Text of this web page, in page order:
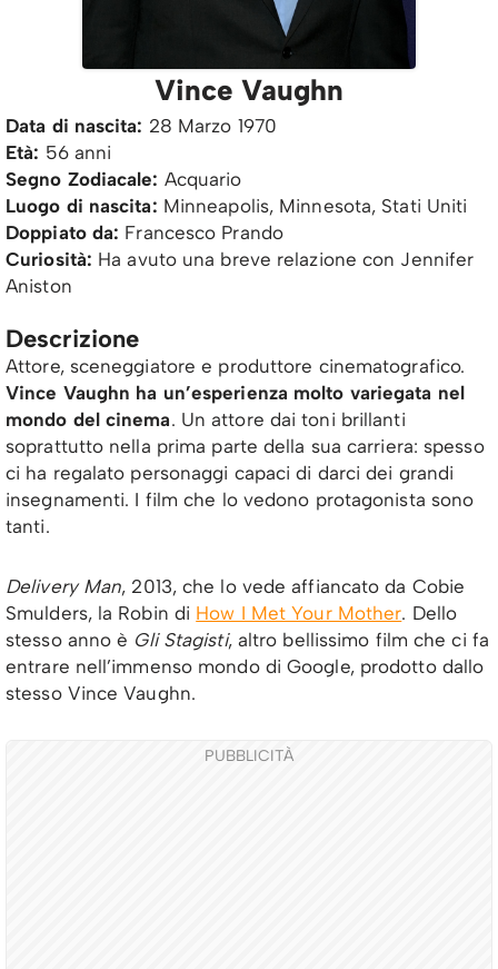
Vince Vaughn
Data di nascita: 28 Marzo 1970
Età: 56 anni
Segno Zodiacale: Acquario
Luogo di nascita: Minneapolis, Minnesota, Stati Uniti
Doppiato da: Francesco Prando
Curiosità: Ha avuto una breve relazione con Jennifer
Aniston
Descrizione
Attore, sceneggiatore e produttore cinematografico.
Vince Vaughn ha un’esperienza molto variegata nel
mondo del cinema. Un attore dai toni brillanti
soprattutto nella prima parte della sua carriera: spesso
ci ha regalato personaggi capaci di darci dei grandi
insegnamenti. I film che lo vedono protagonista sono
tanti.
Delivery Man, 2013, che lo vede affiancato da Cobie
Smulders, la Robin di How I Met Your Mother. Dello
stesso anno è Gli Stagisti, altro bellissimo film che ci fa
entrare nell’immenso mondo di Google, prodotto dallo
stesso Vince Vaughn.
PUBBLICITÀ